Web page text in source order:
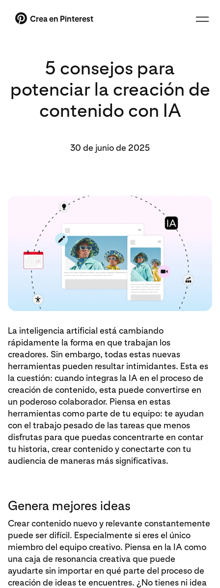
Crea en Pinterest
5 consejos para
potenciar la creación de
contenido con IA
30 de junio de 2025
La inteligencia artificial está cambiando
rápidamente la forma en que trabajan los
creadores. Sin embargo, todas estas nuevas
herramientas pueden resultar intimidantes. Esta es
la cuestión: cuando integras la IA en el proceso de
creación de contenido, esta puede convertirse en
un poderoso colaborador. Piensa en estas
herramientas como parte de tu equipo: te ayudan
con el trabajo pesado de las tareas que menos
disfrutas para que puedas concentrarte en contar
tu historia, crear contenido y conectarte con tu
audiencia de maneras más significativas.
Genera mejores ideas
Crear contenido nuevo y relevante constantemente
puede ser difícil. Especialmente si eres el único
miembro del equipo creativo. Piensa en la IA como
una caja de resonancia creativa que puede
ayudarte sin importar en qué parte del proceso de
creación de ideas te encuentres. ¿No tienes ni idea